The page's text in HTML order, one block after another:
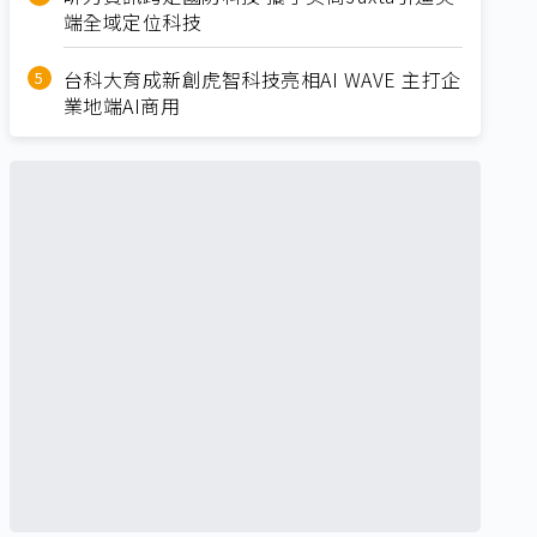
端全域定位科技
台科大育成新創虎智科技亮相AI WAVE 主打企
業地端AI商用